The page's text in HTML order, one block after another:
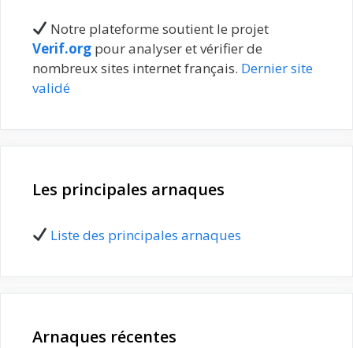
Notre plateforme soutient le projet
Verif.org pour analyser et vérifier de
nombreux sites internet français. Dernier site
validé
Les principales arnaques
Liste des principales arnaques
Arnaques récentes